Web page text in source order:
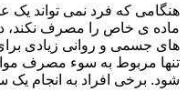
هنگامی که فرد نمی تواند یک
ماده ی خاص را مصرف نکند،
های جسمی و روانی زیادی
تنها مربوط به سوء مصرف
شود. برخی افراد به انجام یک